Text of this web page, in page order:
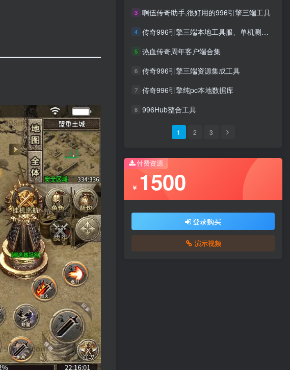
3 啊伍传奇助手,很好用的996引擎三端工具
4 传奇996引擎三端本地工具服、单机测试区客户端
5 热血传奇周年客户端合集
6 传奇996引擎三端资源集成工具
7 传奇996引擎纯pc本地数据库
8 996Hub整合工具
1 2 3
付费资源
￥ 1500
登录购买
演示视频